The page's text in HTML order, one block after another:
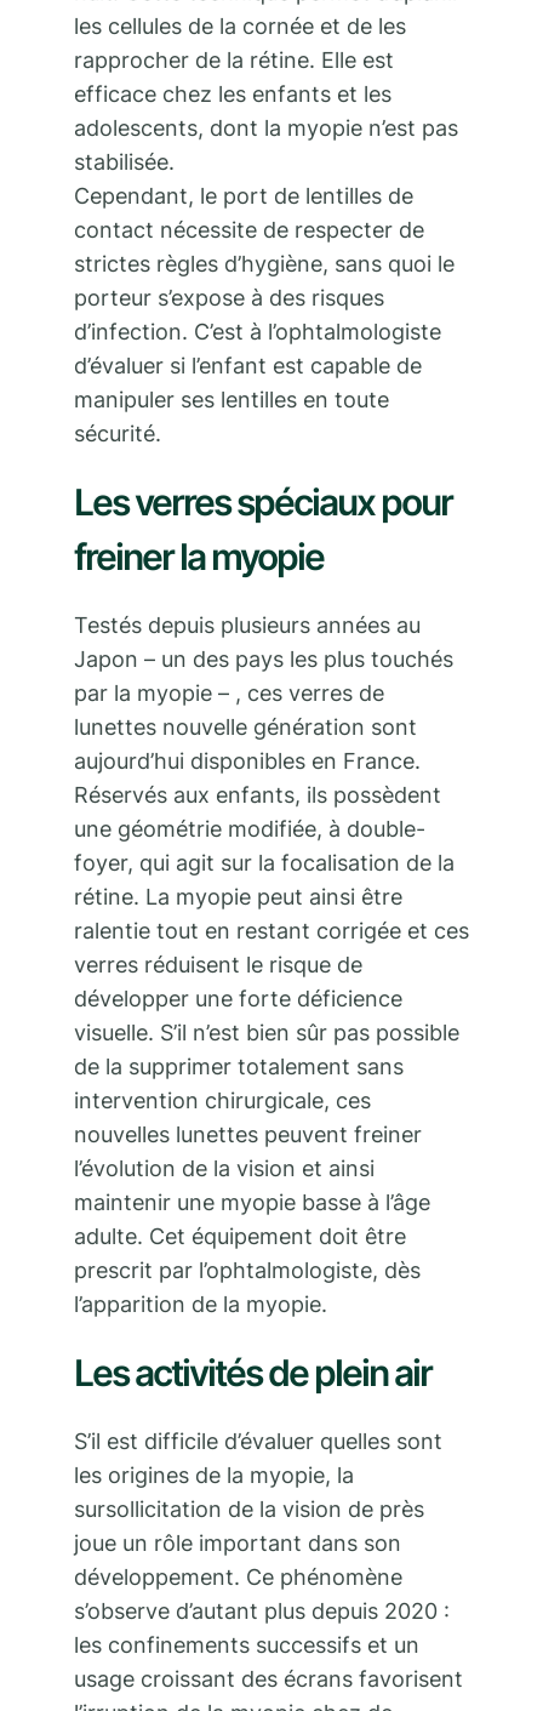
les cellules de la cornée et de les
rapprocher de la rétine. Elle est
efficace chez les enfants et les
adolescents, dont la myopie n’est pas
stabilisée.
Cependant, le port de lentilles de
contact nécessite de respecter de
strictes règles d’hygiène, sans quoi le
porteur s’expose à des risques
d’infection. C’est à l’ophtalmologiste
d’évaluer si l’enfant est capable de
manipuler ses lentilles en toute
sécurité.
Les verres spéciaux pour
freiner la myopie
Testés depuis plusieurs années au
Japon – un des pays les plus touchés
par la myopie – , ces verres de
lunettes nouvelle génération sont
aujourd’hui disponibles en France.
Réservés aux enfants, ils possèdent
une géométrie modifiée, à double-
foyer, qui agit sur la focalisation de la
rétine. La myopie peut ainsi être
ralentie tout en restant corrigée et ces
verres réduisent le risque de
développer une forte déficience
visuelle. S’il n’est bien sûr pas possible
de la supprimer totalement sans
intervention chirurgicale, ces
nouvelles lunettes peuvent freiner
l’évolution de la vision et ainsi
maintenir une myopie basse à l’âge
adulte. Cet équipement doit être
prescrit par l’ophtalmologiste, dès
l’apparition de la myopie.
Les activités de plein air
S’il est difficile d’évaluer quelles sont
les origines de la myopie, la
sursollicitation de la vision de près
joue un rôle important dans son
développement. Ce phénomène
s’observe d’autant plus depuis 2020 :
les confinements successifs et un
usage croissant des écrans favorisent